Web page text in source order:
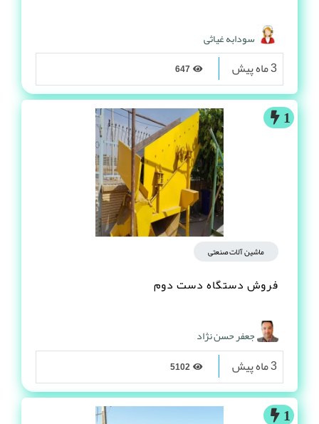
سودابه غیاثی
3 ماه پیش
1
ماشین آلات صنعتی
فروش دستگاه دست دوم
جعفر حسن نژاد
3 ماه پیش
1